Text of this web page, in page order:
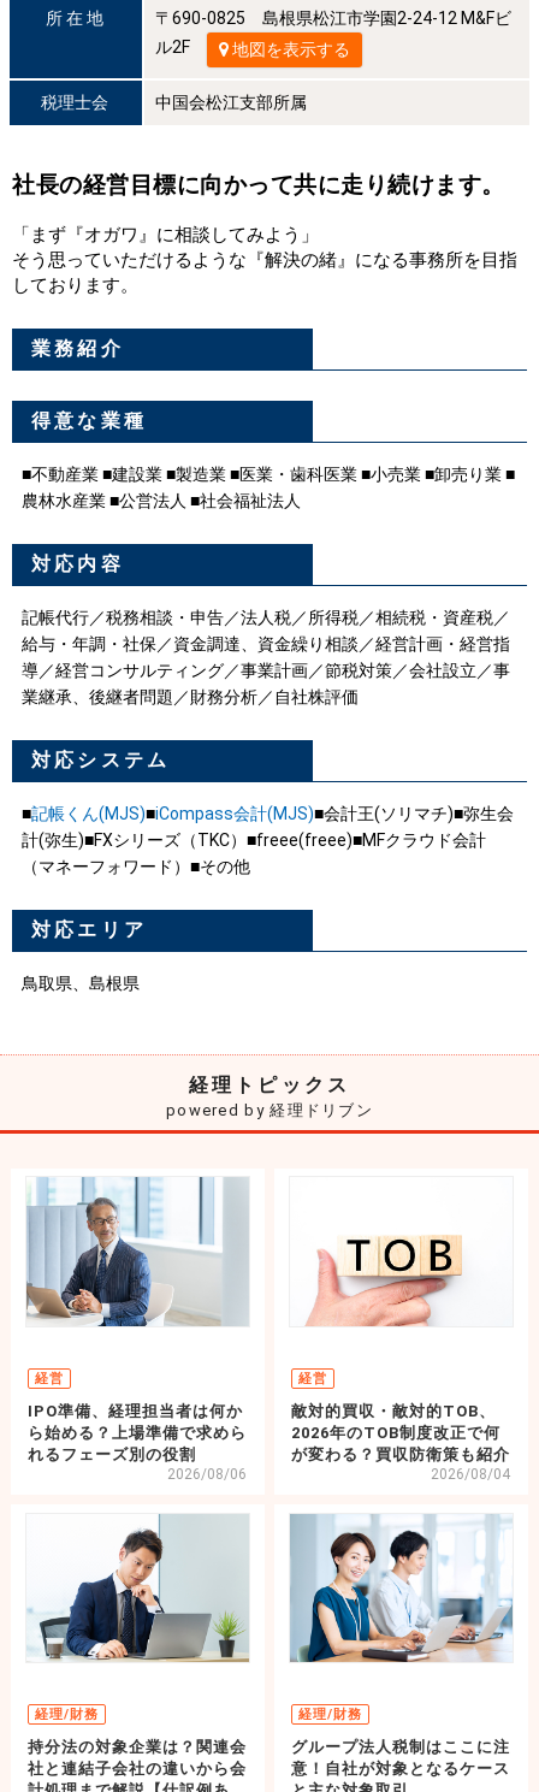
所 在 地
〒690-0825 島根県松江市学園2-24-12 M&Fビ
ル2F
地図を表示する
税理士会 中国会松江支部所属
社長の経営目標に向かって共に走り続けます。
「まず『オガワ』に相談してみよう」
そう思っていただけるような『解決の緒』になる事務所を目指
しております。
業務紹介
得意な業種
■不動産業 ■建設業 ■製造業 ■医業・歯科医業 ■小売業 ■卸売り業 ■
農林水産業 ■公営法人 ■社会福祉法人
対応内容
記帳代行／税務相談・申告／法人税／所得税／相続税・資産税／
給与・年調・社保／資金調達、資金繰り相談／経営計画・経営指
導／経営コンサルティング／事業計画／節税対策／会社設立／事
業継承、後継者問題／財務分析／自社株評価
対応システム
■記帳くん(MJS)■iCompass会計(MJS)■会計王(ソリマチ)■弥生会
計(弥生)■FXシリーズ（TKC）■freee(freee)■MFクラウド会計
（マネーフォワード）■その他
対応エリア
鳥取県、島根県
経理トピックス
powered by 経理ドリブン
経営
2026/08/06
IPO準備、経理担当者は何か
ら始める？上場準備で求めら
れるフェーズ別の役割
経営
2026/08/04
敵対的買収・敵対的TOB、
2026年のTOB制度改正で何
が変わる？買収防衛策も紹介
経理/財務
持分法の対象企業は？関連会
社と連結子会社の違いから会
経理/財務
グループ法人税制はここに注
意！自社が対象となるケース